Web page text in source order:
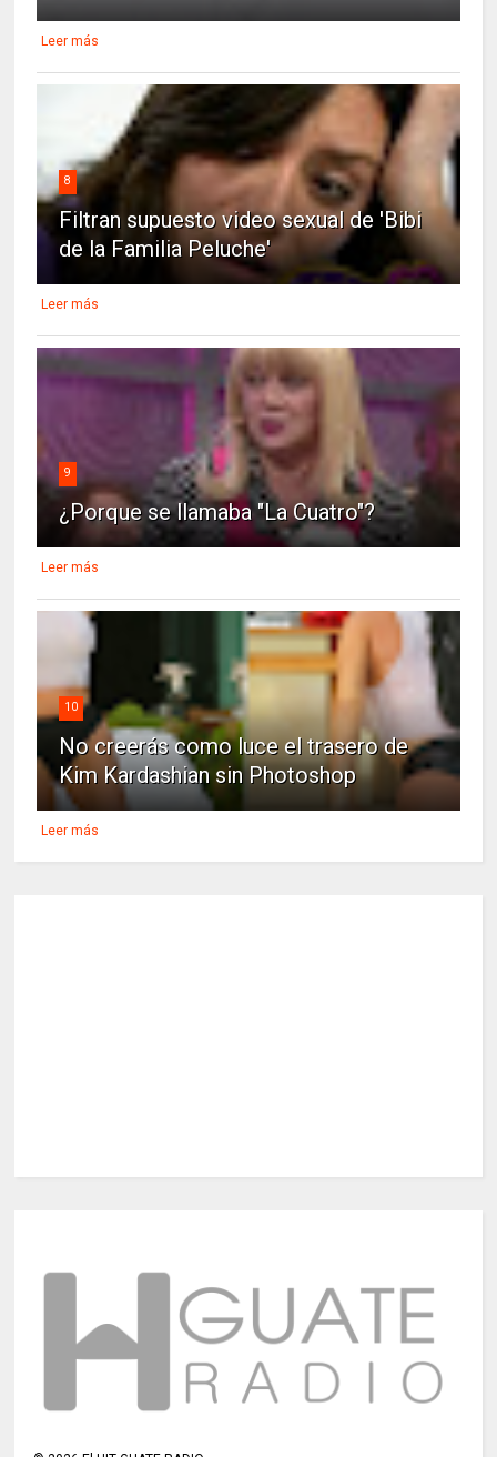
Leer más
8
Filtran supuesto video sexual de 'Bibi
de la Familia Peluche'
Leer más
9
¿Porque se llamaba "La Cuatro"?
Leer más
10
No creerás como luce el trasero de
Kim Kardashian sin Photoshop
Leer más